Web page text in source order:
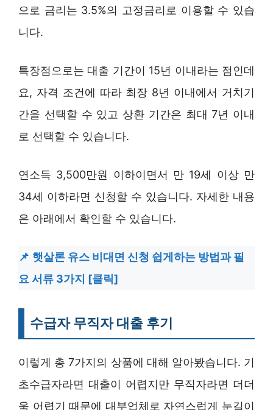
으로 금리는 3.5%의 고정금리로 이용할 수 있습
니다.
특장점으로는 대출 기간이 15년 이내라는 점인데
요, 자격 조건에 따라 최장 8년 이내에서 거치기
간을 선택할 수 있고 상환 기간은 최대 7년 이내
로 선택할 수 있습니다.
연소득 3,500만원 이하이면서 만 19세 이상 만
34세 이하라면 신청할 수 있습니다. 자세한 내용
은 아래에서 확인할 수 있습니다.
햇살론 유스 비대면 신청 쉽게하는 방법과 필
요 서류 3가지 [클릭]
수급자 무직자 대출 후기
이렇게 총 7가지의 상품에 대해 알아봤습니다. 기
초수급자라면 대출이 어렵지만 무직자라면 더더
욱 어렵기 때문에 대부업체로 자연스럽게 눈길이